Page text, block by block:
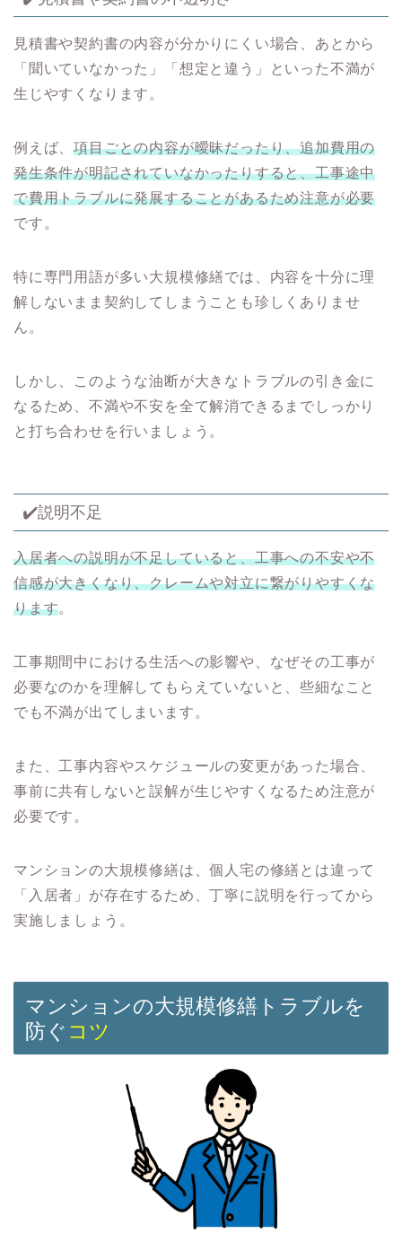
見積書や契約書の内容が分かりにくい場合、あとから
「聞いていなかった」「想定と違う」といった不満が
生じやすくなります。
例えば、項目ごとの内容が曖昧だったり、追加費用の
発生条件が明記されていなかったりすると、工事途中
で費用トラブルに発展することがあるため注意が必要
です。
特に専門用語が多い大規模修繕では、内容を十分に理
解しないまま契約してしまうことも珍しくありませ
ん。
しかし、このような油断が大きなトラブルの引き金に
なるため、不満や不安を全て解消できるまでしっかり
と打ち合わせを行いましょう。
✔️説明不足
入居者への説明が不足していると、工事への不安や不
信感が大きくなり、クレームや対立に繋がりやすくな
ります。
工事期間中における生活への影響や、なぜその工事が
必要なのかを理解してもらえていないと、些細なこと
でも不満が出てしまいます。
また、工事内容やスケジュールの変更があった場合、
事前に共有しないと誤解が生じやすくなるため注意が
必要です。
マンションの大規模修繕は、個人宅の修繕とは違って
「入居者」が存在するため、丁寧に説明を行ってから
実施しましょう。
マンションの大規模修繕トラブルを
防ぐ コツ